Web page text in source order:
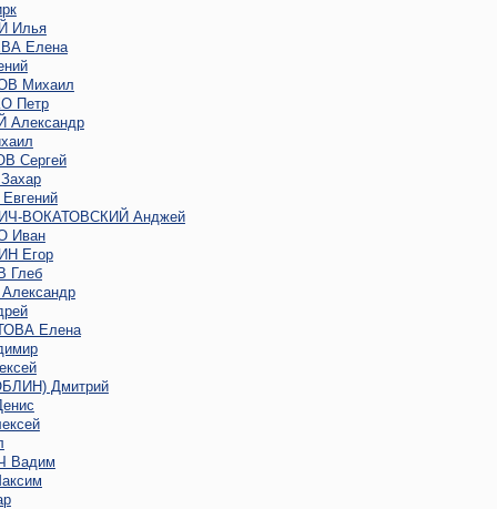
Илья
Елена
Михаил
Петр
Сергей
ВОКАТОВСКИЙ Анджей
Иван
Егор
Глеб
Елена
Дмитрий
Вадим